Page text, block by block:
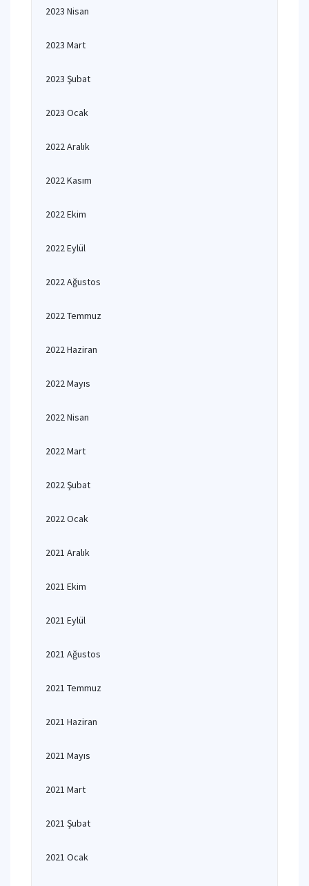
2023 Nisan
2023 Mart
2023 Şubat
2023 Ocak
2022 Aralık
2022 Kasım
2022 Ekim
2022 Eylül
2022 Ağustos
2022 Temmuz
2022 Haziran
2022 Mayıs
2022 Nisan
2022 Mart
2022 Şubat
2022 Ocak
2021 Aralık
2021 Ekim
2021 Eylül
2021 Ağustos
2021 Temmuz
2021 Haziran
2021 Mayıs
2021 Mart
2021 Şubat
2021 Ocak